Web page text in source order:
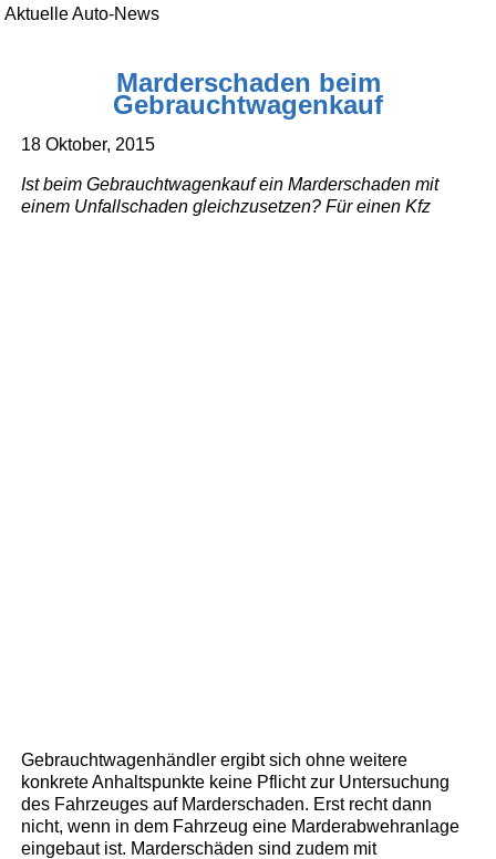
Aktuelle Auto-News
Marderschaden beim
Gebrauchtwagenkauf
18 Oktober, 2015
Ist beim Gebrauchtwagenkauf ein Marderschaden mit
einem Unfallschaden gleichzusetzen? Für einen Kfz
Gebrauchtwagenhändler ergibt sich ohne weitere
konkrete Anhaltspunkte keine Pflicht zur Untersuchung
des Fahrzeuges auf Marderschaden. Erst recht dann
nicht, wenn in dem Fahrzeug eine Marderabwehranlage
eingebaut ist. Marderschäden sind zudem mit